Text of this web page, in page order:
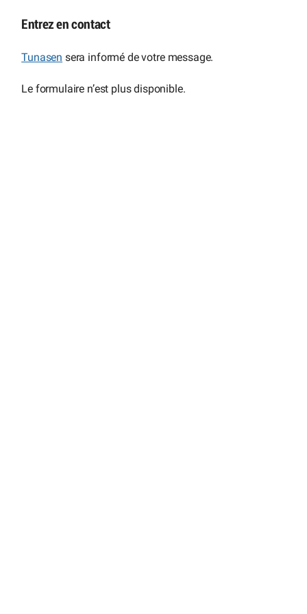
Entrez en contact
Tunasen sera informé de votre message.
Le formulaire n’est plus disponible.